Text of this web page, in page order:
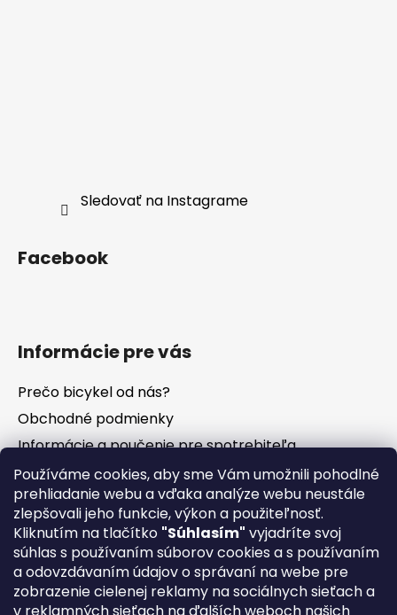
Používáme cookies, aby sme Vám umožnili pohodlné
prehliadanie webu a vďaka analýze webu neustále
zlepšovali jeho funkcie, výkon a použiteľnosť.
Kliknutím na tlačítko "Súhlasím" vyjadríte svoj
súhlas s používaním súborov cookies a s používaním
a odovzdávaním údajov o správaní na webe pre
zobrazenie cielenej reklamy na sociálnych sieťach a
Sledovať na Instagrame
Facebook
Informácie pre vás
Prečo bicykel od nás?
Obchodné podmienky
Informácie a poučenie pre spotrebiteľa
Vrátenie tovaru - odstúpenie od zmluvy
Ochrana osobných údajov
Súbory cookies
Formuláre na stiahnutie
Reklamačný poriadok
Napíšte nám